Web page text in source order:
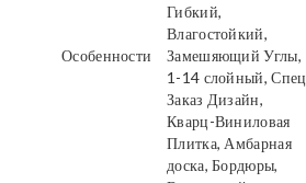
Особенности
Гибкий,
Влагостойкий,
Замешяющий Углы,
1-14 слойный, Спец
Заказ Дизайн,
Кварц-Виниловая
Плитка, Амбарная
доска, Бордюры,